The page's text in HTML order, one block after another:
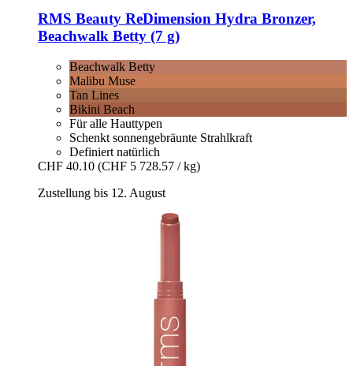
RMS Beauty ReDimension Hydra Bronzer,
Beachwalk Betty (7 g)
Beachwalk Betty
Malibu Muse
Tan Lines
Bikini Beach
Für alle Hauttypen
Schenkt sonnengebräunte Strahlkraft
Definiert natürlich
CHF 40.10 (CHF 5 728.57 / kg)
Zustellung bis 12. August